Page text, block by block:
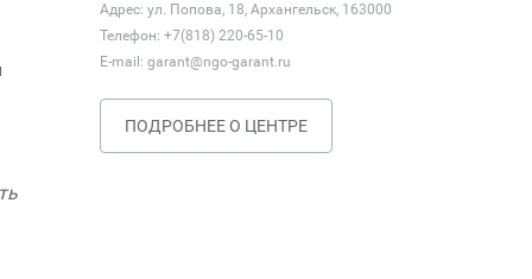
Адрес: ул. Попова, 18, Архангельск, 163000
Телефон: +7(818) 220-65-10
E-mail: garant@ngo-garant.ru
ПОДРОБНЕЕ О ЦЕНТРЕ